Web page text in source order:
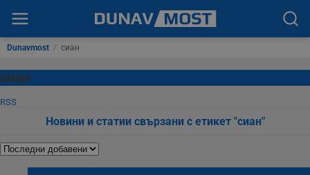
Dunavmost / сиан
сиан
RSS
Новини и статии свързани с етикет "сиан"